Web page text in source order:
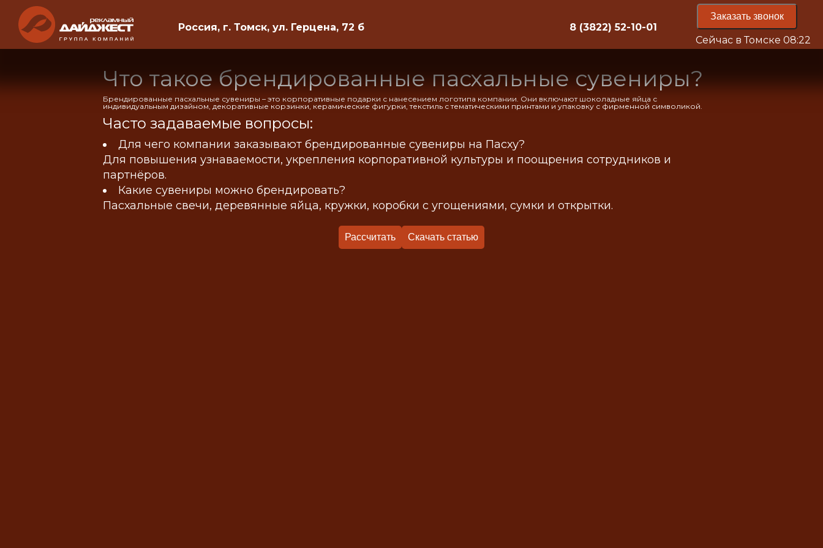
Россия, г. Томск, ул. Герцена, 72 б 8 (3822) 52-10-01
Заказать звонок
Сейчас в Томске 08:22
Что такое брендированные пасхальные сувениры?
Брендированные пасхальные сувениры – это корпоративные подарки с нанесением логотипа компании. Они включают шоколадные яйца с
индивидуальным дизайном, декоративные корзинки, керамические фигурки, текстиль с тематическими принтами и упаковку с фирменной символикой.
Часто задаваемые вопросы:
Для чего компании заказывают брендированные сувениры на Пасху?
Для повышения узнаваемости, укрепления корпоративной культуры и поощрения сотрудников и
партнёров.
Какие сувениры можно брендировать?
Пасхальные свечи, деревянные яйца, кружки, коробки с угощениями, сумки и открытки.
Рассчитать Скачать статью